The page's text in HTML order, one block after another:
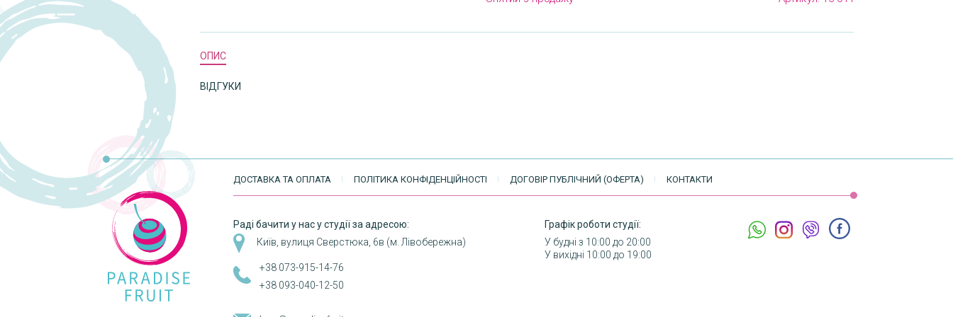
ОПИС
ВІДГУКИ
ДОСТАВКА ТА ОПЛАТА ПОЛІТИКА КОНФІДЕНЦІЙНОСТІ ДОГОВІР ПУБЛІЧНИЙ (ОФЕРТА) КОНТАКТИ
Раді бачити у нас у студії за адресою:
Київ, вулиця Сверстюка, 6в (м. Лівобережна)
Графік роботи студії:
У будні з 10:00 до 20:00
У вихідні 10:00 до 19:00
+38 073-915-14-76
+38 093-040-12-50